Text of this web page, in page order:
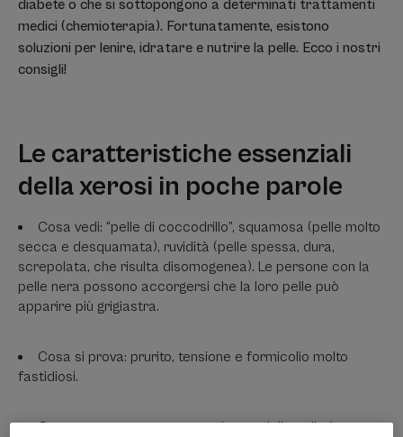
diabete o che si sottopongono a determinati trattamenti
medici (chemioterapia). Fortunatamente, esistono
soluzioni per lenire, idratare e nutrire la pelle. Ecco i nostri
consigli!
Le caratteristiche essenziali
della xerosi in poche parole
Cosa vedi: “pelle di coccodrillo”, squamosa (pelle molto
secca e desquamata), ruvidità (pelle spessa, dura,
screpolata, che risulta disomogenea). Le persone con la
pelle nera possono accorgersi che la loro pelle può
apparire più grigiastra.
Cosa si prova: prurito, tensione e formicolio molto
fastidiosi.
Cause: questa estrema secchezza della pelle è